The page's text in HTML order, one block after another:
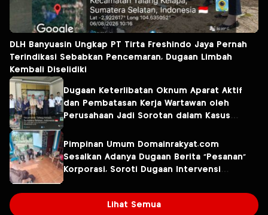
DLH Banyuasin Ungkap PT Tirta Freshindo Jaya Pernah
Terindikasi Sebabkan Pencemaran, Dugaan Limbah
Kembali Diselidiki
Dugaan Keterlibatan Oknum Aparat Aktif
dan Pembatasan Kerja Wartawan oleh
Perusahaan Jadi Sorotan dalam Kasus
Fresindo Jaya
Pimpinan Umum Domainrakyat.com
Sesalkan Adanya Dugaan Berita “Pesanan”
Korporasi, Soroti Dugaan Intervensi
Lingkungan
Lihat Semua